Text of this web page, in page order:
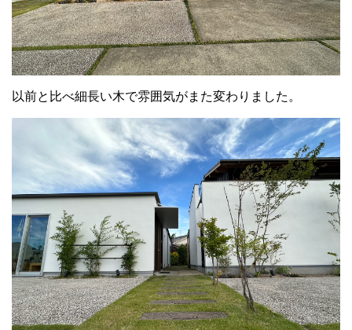
以前と比べ細長い木で雰囲気がまた変わりました。